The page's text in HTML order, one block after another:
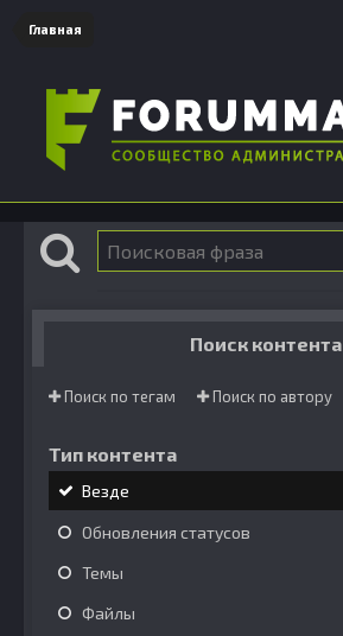
Главная
Поиск контента
Поиск по тегам Поиск по автору
Тип контента
Везде
Обновления статусов
Темы
Файлы